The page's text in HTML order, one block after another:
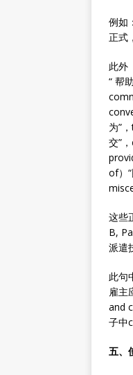
例如
正式
此外
“ 帮
为”
交”
of）
这些
B,
派遣
此句
雇主
and
子中
五、